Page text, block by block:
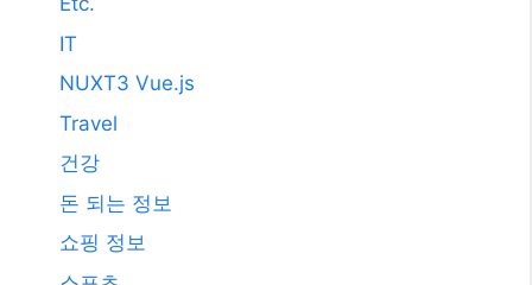
IT
NUXT3 Vue.js
Travel
건강
돈 되는 정보
쇼핑 정보